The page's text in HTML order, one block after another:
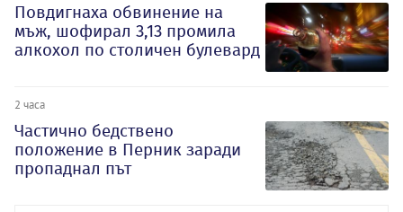
Повдигнаха обвинение на
мъж, шофирал 3,13 промила
алкохол по столичен булевард
2 часа
Частично бедствено
положение в Перник заради
пропаднал път